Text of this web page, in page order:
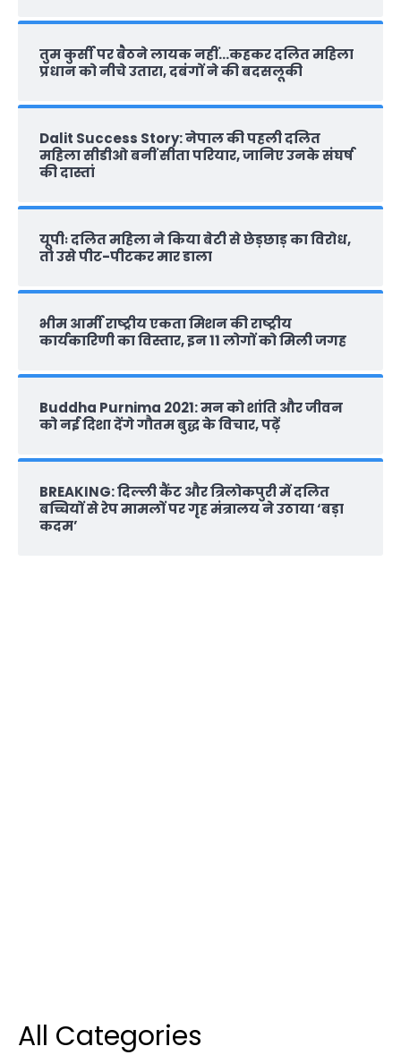
तुम कुर्सी पर बैठने लायक नहीं…कहकर दलित महिला
प्रधान को नीचे उतारा, दबंगों ने की बदसलूकी
Dalit Success Story: नेपाल की पहली दलित
महिला सीडीओ बनीं सीता परियार, जानिए उनके संघर्ष
की दास्‍तां
यूपीः दलित महिला ने किया बेटी से छेड़छाड़ का विरोध,
तो उसे पीट-पीटकर मार डाला
भीम आर्मी राष्‍ट्रीय एकता मिशन की राष्‍ट्रीय
कार्यकारिणी का विस्तार, इन 11 लोगों को मिली जगह
Buddha Purnima 2021: मन को शांति और जीवन
को नई दिशा देंगे गौतम बुद्ध के विचार, पढ़ें
BREAKING: दिल्‍ली कैंट और त्रिलोकपुरी में दलित
बच्चियों से रेप मामलों पर गृह मंत्रालय ने उठाया ‘बड़ा
कदम’
All Categories